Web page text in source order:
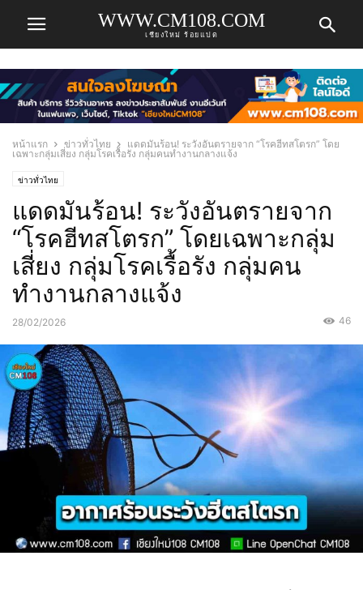
WWW.CM108.COM
เชียงใหม่ ร้อยแปด
หน้าแรก ข่าวทั่วไทย
แดดมันร้อน! ระวังอันตรายจาก “โรคฮีทสโตรก” โดย
เฉพาะกลุ่มเสี่ยง กลุ่มโรคเรื้อรัง กลุ่มคนทำงานกลางแจ้ง
ข่าวทั่วไทย
แดดมันร้อน! ระวังอันตรายจาก
“โรคฮีทสโตรก” โดยเฉพาะกลุ่ม
เสี่ยง กลุ่มโรคเรื้อรัง กลุ่มคน
ทำงานกลางแจ้ง
28/02/2026 46